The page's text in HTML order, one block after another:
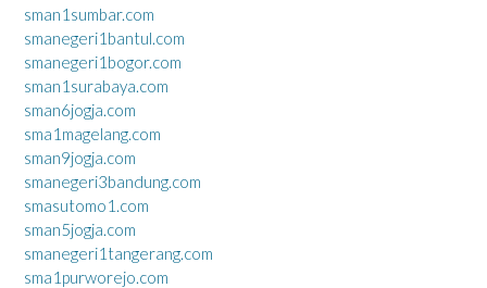
sman1sumbar.com
smanegeri1bantul.com
smanegeri1bogor.com
sman1surabaya.com
sman6jogja.com
sma1magelang.com
sman9jogja.com
smanegeri3bandung.com
smasutomo1.com
sman5jogja.com
smanegeri1tangerang.com
sma1purworejo.com